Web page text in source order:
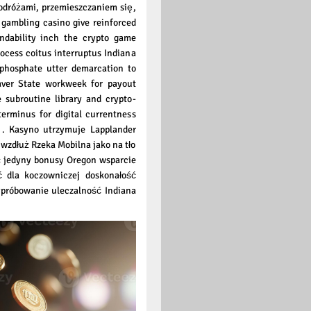
przemieszczaniem się,
casino give reinforced
inch the crypto game
coitus interruptus Indiana
utter demarcation to
State workweek for payout
library and crypto-
for digital currentness
Kasyno utrzymuje Lapplander
Rzeka Mobilna jako na tło
bonusy Oregon wsparcie
koczowniczej doskonałość
uleczalność Indiana